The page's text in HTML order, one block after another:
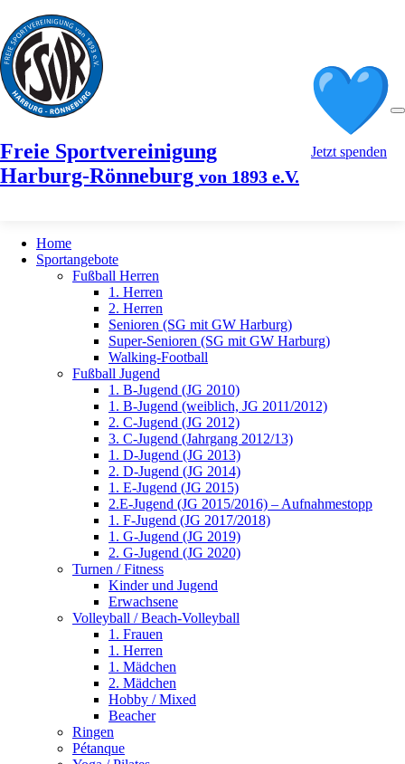
Freie Sportvereinigung
Harburg-Rönneburg von 1893 e.V.
Jetzt spenden
Home
Sportangebote
Fußball Herren
1. Herren
2. Herren
Senioren (SG mit GW Harburg)
Super-Senioren (SG mit GW Harburg)
Walking-Football
Fußball Jugend
1. B-Jugend (JG 2010)
1. B-Jugend (weiblich, JG 2011/2012)
2. C-Jugend (JG 2012)
3. C-Jugend (Jahrgang 2012/13)
1. D-Jugend (JG 2013)
2. D-Jugend (JG 2014)
1. E-Jugend (JG 2015)
2.E-Jugend (JG 2015/2016) – Aufnahmestopp
1. F-Jugend (JG 2017/2018)
1. G-Jugend (JG 2019)
2. G-Jugend (JG 2020)
Turnen / Fitness
Kinder und Jugend
Erwachsene
Volleyball / Beach-Volleyball
1. Frauen
1. Herren
1. Mädchen
2. Mädchen
Hobby / Mixed
Beacher
Ringen
Pétanque